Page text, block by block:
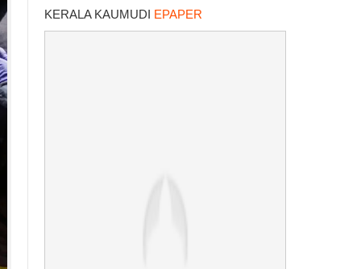
KERALA KAUMUDI EPAPER